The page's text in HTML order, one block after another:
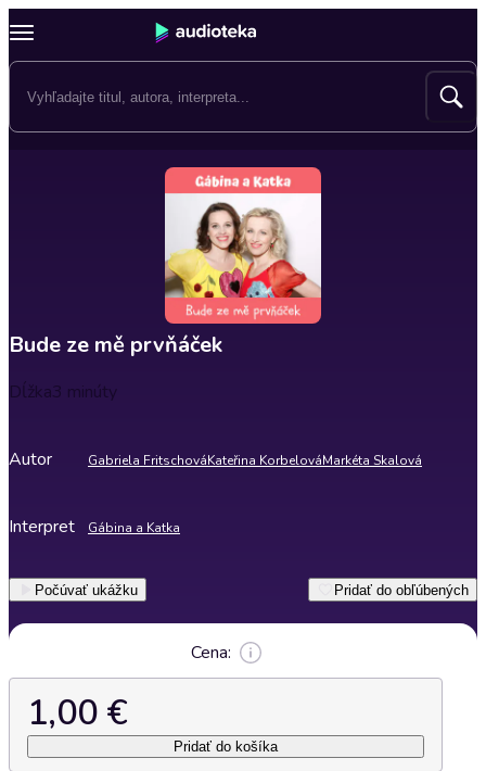
Bude ze mě prvňáček
Dĺžka3 minúty
Autor Gabriela FritschováKateřina KorbelováMarkéta Skalová
Interpret Gábina a Katka
Počúvať ukážku Pridať do obľúbených
Cena:
1,00 €
Pridať do košíka